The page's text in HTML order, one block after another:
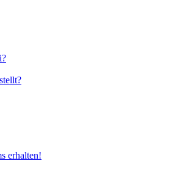
erhalten!